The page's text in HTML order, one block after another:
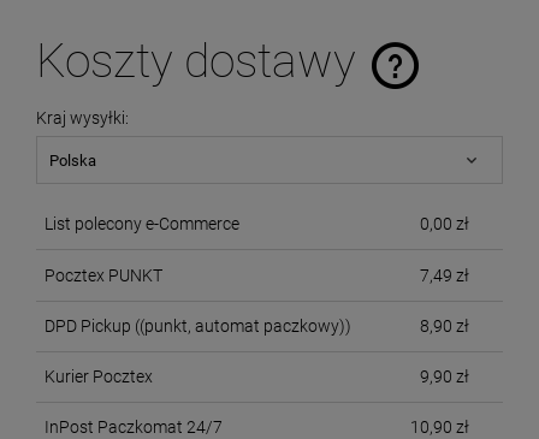
Koszty dostawy
Cena nie zawiera ewentualnych kosztów płatności
Kraj wysyłki:
List polecony e-Commerce 0,00 zł
Pocztex PUNKT 7,49 zł
DPD Pickup ((punkt, automat paczkowy)) 8,90 zł
Kurier Pocztex 9,90 zł
InPost Paczkomat 24/7 10,90 zł